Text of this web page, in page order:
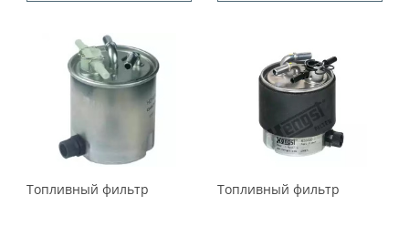
Топливный фильтр Топливный фильтр